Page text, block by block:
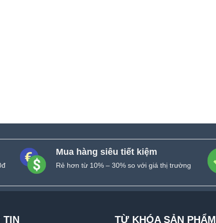
Mua hàng siêu tiết kiệm
Rẻ hơn từ 10% – 30% so với giá thị trường
TIN TỪ KHÓA SẢN PHẨM